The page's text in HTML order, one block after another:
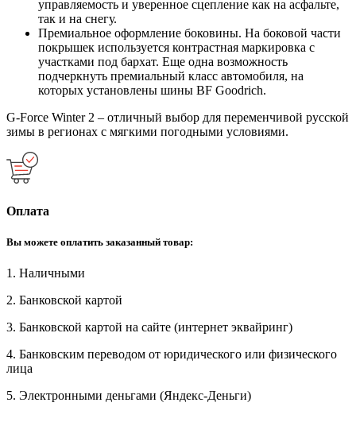
управляемость и уверенное сцепление как на асфальте,
так и на снегу.
Премиальное оформление боковины. На боковой части
покрышек используется контрастная маркировка с
участками под бархат. Еще одна возможность
подчеркнуть премиальный класс автомобиля, на
которых установлены шины BF Goodrich.
G-Force Winter 2 – отличный выбор для переменчивой русской
зимы в регионах с мягкими погодными условиями.
Оплата
Вы можете оплатить заказанный товар:
1. Наличными
2. Банковской картой
3. Банковской картой на сайте (интернет эквайринг)
4. Банковским переводом от юридического или физического
лица
5. Электронными деньгами (Яндекс-Деньги)